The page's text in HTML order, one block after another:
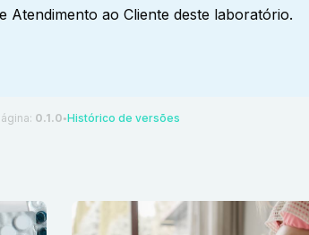
ao Cliente deste laboratório.
0.1.0 ●Histórico de versões